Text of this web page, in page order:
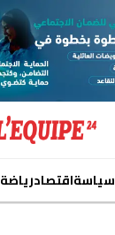
سياسةاقتصادرياضة